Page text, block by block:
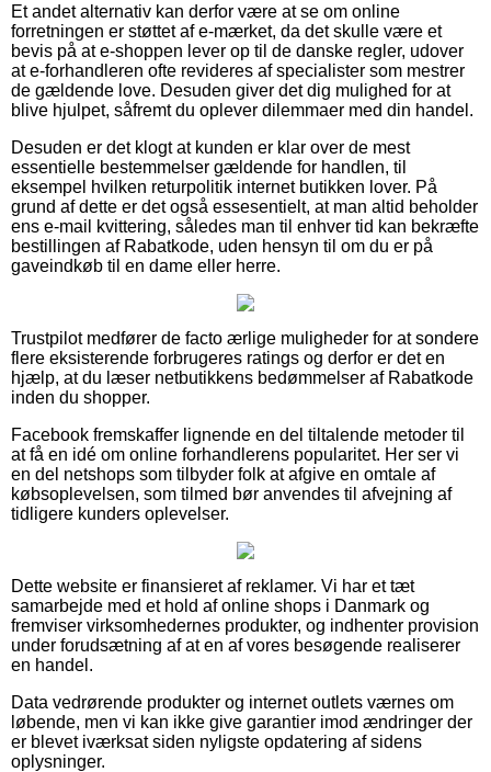
Et andet alternativ kan derfor være at se om online
forretningen er støttet af e-mærket, da det skulle være et
bevis på at e-shoppen lever op til de danske regler, udover
at e-forhandleren ofte revideres af specialister som mestrer
de gældende love. Desuden giver det dig mulighed for at
blive hjulpet, såfremt du oplever dilemmaer med din handel.
Desuden er det klogt at kunden er klar over de mest
essentielle bestemmelser gældende for handlen, til
eksempel hvilken returpolitik internet butikken lover. På
grund af dette er det også essesentielt, at man altid beholder
ens e-mail kvittering, således man til enhver tid kan bekræfte
bestillingen af Rabatkode, uden hensyn til om du er på
gaveindkøb til en dame eller herre.
Trustpilot medfører de facto ærlige muligheder for at sondere
flere eksisterende forbrugeres ratings og derfor er det en
hjælp, at du læser netbutikkens bedømmelser af Rabatkode
inden du shopper.
Facebook fremskaffer lignende en del tiltalende metoder til
at få en idé om online forhandlerens popularitet. Her ser vi
en del netshops som tilbyder folk at afgive en omtale af
købsoplevelsen, som tilmed bør anvendes til afvejning af
tidligere kunders oplevelser.
Dette website er finansieret af reklamer. Vi har et tæt
samarbejde med et hold af online shops i Danmark og
fremviser virksomhedernes produkter, og indhenter provision
under forudsætning af at en af vores besøgende realiserer
en handel.
Data vedrørende produkter og internet outlets værnes om
løbende, men vi kan ikke give garantier imod ændringer der
er blevet iværksat siden nyligste opdatering af sidens
oplysninger.